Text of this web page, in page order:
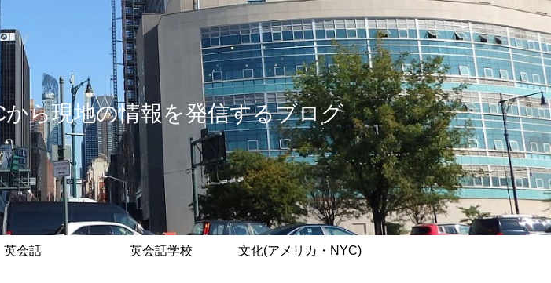
ら現地の情報を発信するブログ
英会話 英会話学校 文化(アメリカ・NYC)